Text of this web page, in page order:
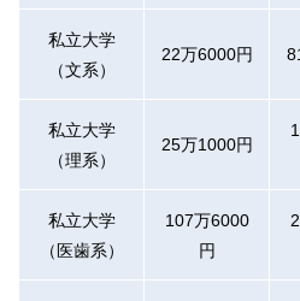
私立大学
（文系）
22万6000円
私立大学
（理系）
25万1000円
私立大学
（医歯系）
107万6000
円